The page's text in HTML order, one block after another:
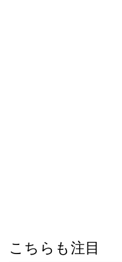
こちらも注目